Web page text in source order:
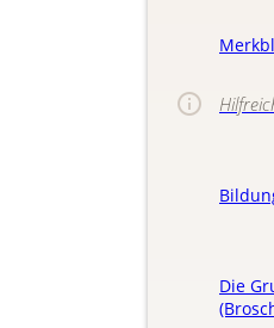
Die